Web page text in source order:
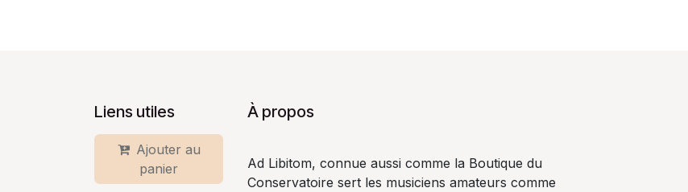
Liens utiles
Ajouter au
panier
À propos
Ad Libitom, connue aussi comme la Boutique du
Conservatoire sert les musiciens amateurs comme